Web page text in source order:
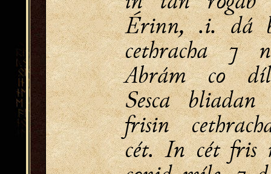
Érinn, .i. dá
cethracha ⁊
Abrám co
Sesca
frisin
cét. In cét fris